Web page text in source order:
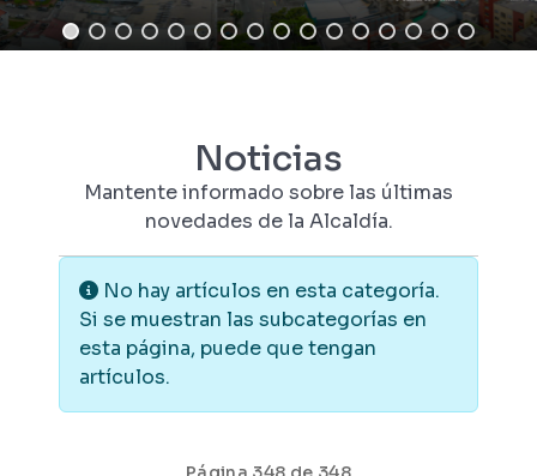
Noticias
Mantente informado sobre las últimas
novedades de la Alcaldía.
Información
No hay artículos en esta categoría.
Si se muestran las subcategorías en
esta página, puede que tengan
artículos.